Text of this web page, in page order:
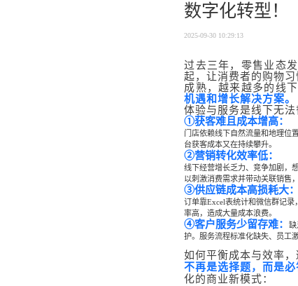
淀私域
产品
全行
社群
深度
AI智
兴趣
早教
打通
长期
稳定
社区
社区
经营
服装
数字化转型！
2025-09-30 10:29:13
过去三年，零售业态
起，让消费者的购物
成熟，越来越多的线
机遇和增长解决方案。
体验与服务是线下无
①获客难且成本增高：
门店依赖线下自然流量和地理位
台获客成本又在持续攀升。
②营销转化效率低：
线下经营增长乏力、竞争加剧，
以刺激消费需求并带动关联销售
③供应链成本高损耗大：
订单靠Excel表统计和微信群记
率高，造成大量成本浪费。
④客户服务少留存难：缺
护。服务流程标准化缺失、员工
如何平衡成本与效率
不再是选择题，而是必
化的商业新模式：